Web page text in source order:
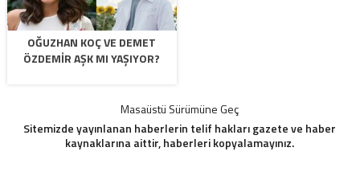
OĞUZHAN KOÇ VE DEMET
ÖZDEMIR AŞK MI YAŞIYOR?
Masaüstü Sürümüne Geç
Sitemizde yayınlanan haberlerin telif hakları gazete ve haber
kaynaklarına aittir, haberleri kopyalamayınız.